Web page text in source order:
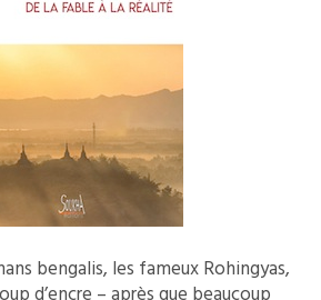
bengalis, les fameux Rohingyas,